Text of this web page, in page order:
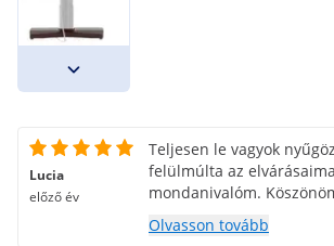
Lucia
előző év
Teljesen le vagyok
felülmúlta az
mondanivalóm.
Olvasson tovább